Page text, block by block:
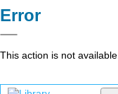
Error
This action is not available.